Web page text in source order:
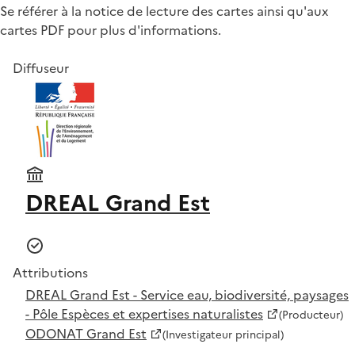
Se référer à la notice de lecture des cartes ainsi qu'aux
cartes PDF pour plus d'informations.
Diffuseur
DREAL Grand Est
Attributions
DREAL Grand Est - Service eau, biodiversité, paysages
- Pôle Espèces et expertises naturalistes
(Producteur)
ODONAT Grand Est (Investigateur principal)